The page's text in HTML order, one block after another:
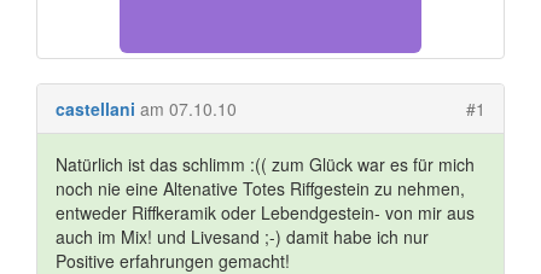
castellani am 07.10.10 #1
Natürlich ist das schlimm :(( zum Glück war es für mich
noch nie eine Altenative Totes Riffgestein zu nehmen,
entweder Riffkeramik oder Lebendgestein- von mir aus
auch im Mix! und Livesand ;-) damit habe ich nur
Positive erfahrungen gemacht!